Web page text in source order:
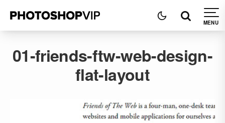
01-friends-ftw-web-design-
flat-layout